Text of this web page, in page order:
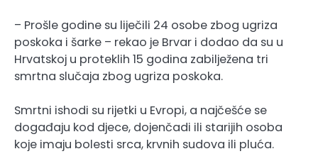
– Prošle godine su liječili 24 osobe zbog ugriza
poskoka i šarke – rekao je Brvar i dodao da su u
Hrvatskoj u proteklih 15 godina zabilježena tri
smrtna slučaja zbog ugriza poskoka.
Smrtni ishodi su rijetki u Evropi, a najčešće se
događaju kod djece, dojenčadi ili starijih osoba
koje imaju bolesti srca, krvnih sudova ili pluća.